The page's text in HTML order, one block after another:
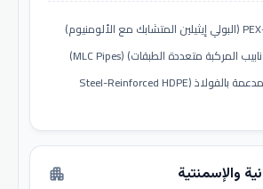
أنابيب HDPE المدعمة بالفولاذ (Steel-Reinforced HDPE
والإسمنتية apartment